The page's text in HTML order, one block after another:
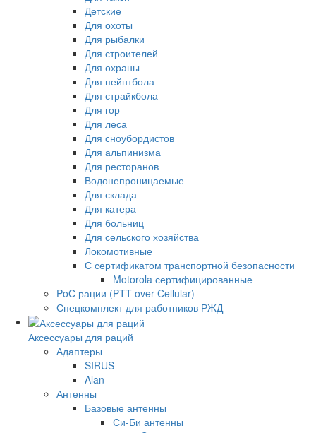
Детские
Для охоты
Для рыбалки
Для строителей
Для охраны
Для пейнтбола
Для страйкбола
Для гор
Для леса
Для сноубордистов
Для альпинизма
Для ресторанов
Водонепроницаемые
Для склада
Для катера
Для больниц
Для сельского хозяйства
Локомотивные
С сертификатом транспортной безопасности
Motorola сертифицированные
PoC рации (PTT over Cellular)
Спецкомплект для работников РЖД
Аксессуары для раций
Адаптеры
SIRUS
Alan
Антенны
Базовые антенны
Си-Би антенны